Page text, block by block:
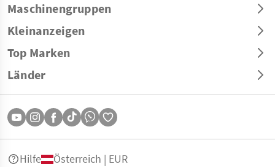
Maschinengruppen
Kleinanzeigen
Top Marken
Länder
Hilfe Österreich | EUR